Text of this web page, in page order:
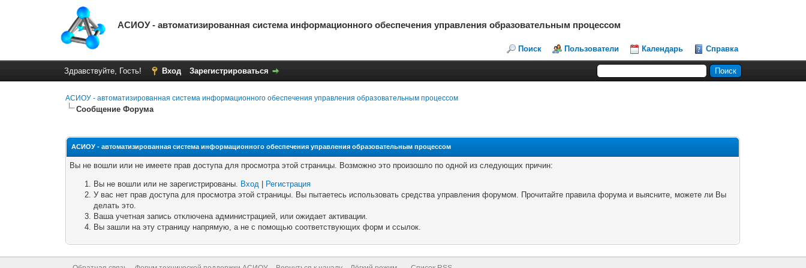
АСИОУ - автоматизированная система информационного обеспечения управления образовательным процессом
Поиск Пользователи Календарь Справка
Здравствуйте, Гость! Вход Зарегистрироваться
АСИОУ - автоматизированная система информационного обеспечения управления образовательным процессом
Сообщение Форума
АСИОУ - автоматизированная система информационного обеспечения управления образовательным процессом
Вы не вошли или не имеете прав доступа для просмотра этой страницы. Возможно это произошло по одной из следующих причин:
Вы не вошли или не зарегистрированы. Вход
Регистрация
У вас нет прав доступа для просмотра этой страницы. Вы пытаетесь использовать средства управления форумом. Прочитайте правила форума и выясните, можете ли Вы
делать это.
Ваша учетная запись отключена администрацией, или ожидает активации.
Вы зашли на эту страницу напрямую, а не с помощью соответствующих форм и ссылок.